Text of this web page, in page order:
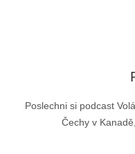
Poslechni si podcast
Čechy v